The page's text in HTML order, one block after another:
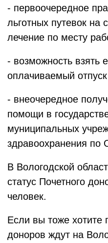
- первоочередное
льготных путевок на
лечение по месту
- возможность взять
оплачиваемый
- внеочередное
помощи в
муниципальных
здравоохранения
В Вологодской
статус Почетного
человек.
Если вы тоже хотите
доноров ждут на